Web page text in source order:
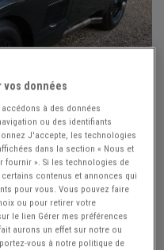
vos données
à des données
ou des identifiants
J'accepte, les technologies
dans la section « Nous et
fournir ». Si les technologies de
contenus et annonces qui
pour vous. Vous pouvez faire
ou pour retirer votre
le lien Gérer mes préférences
aurons un effet sur notre ou
vous à notre politique de